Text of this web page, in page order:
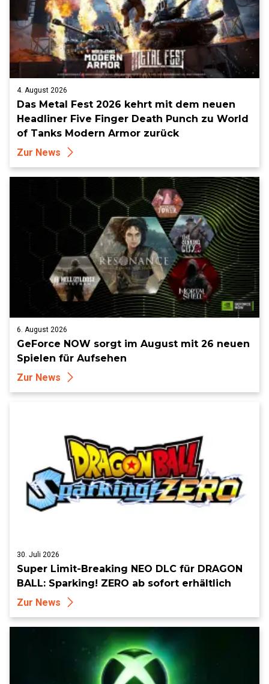
4. August 2026
Das Metal Fest 2026 kehrt mit dem neuen
Headliner Five Finger Death Punch zu World
of Tanks Modern Armor zurück
Zur News
6. August 2026
GeForce NOW sorgt im August mit 26 neuen
Spielen für Aufsehen
Zur News
30. Juli 2026
Super Limit-Breaking NEO DLC für DRAGON
BALL: Sparking! ZERO ab sofort erhältlich
Zur News